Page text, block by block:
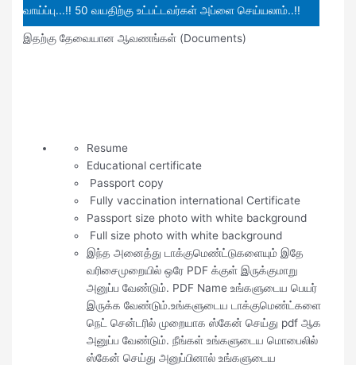
வாய்ப்பு...!! 50 வயதிற்கு உட்பட்டவர்கள் அப்ளை செய்யலாம்..!!
இதற்கு தேவையான ஆவணங்கள் (Documents)
Resume
Educational certificate
Passport copy
Fully vaccination international Certificate
Passport size photo with white background
Full size photo with white background
இந்த அனைத்து டாக்குமெண்ட்டுகளையும் இதே
வரிசைமுறையில் ஒரே PDF க்குள் இருக்குமாறு
அனுப்ப வேண்டும். PDF Name உங்களுடைய பெயர்
இருக்க வேண்டும்.உங்களுடைய டாக்குமெண்ட்களை
நெட் சென்டரில் முறையாக ஸ்கேன் செய்து pdf ஆக
அனுப்ப வேண்டும். நீங்கள் உங்களுடைய மொபைலில்
ஸ்கேன் செய்து அனுப்பினால் உங்களுடைய